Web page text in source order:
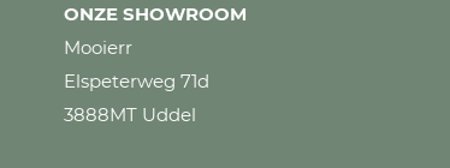
ONZE SHOWROOM
Mooierr
Elspeterweg 71d
3888MT Uddel